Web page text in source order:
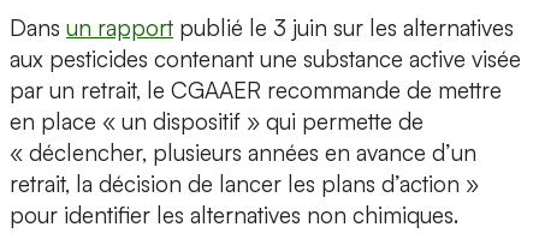
Dans un rapport publié le 3 juin sur les alternatives
aux pesticides contenant une substance active visée
par un retrait, le CGAAER recommande de mettre
en place « un dispositif » qui permette de
« déclencher, plusieurs années en avance d’un
retrait, la décision de lancer les plans d’action »
pour identifier les alternatives non chimiques.